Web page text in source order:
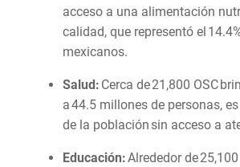
acceso a una alimentación
calidad, que representó el
mexicanos.
Salud: Cerca de 21,800 OSC
a 44.5 millones de personas, es
de la población sin acceso a
Educación:Alrededor de 25,100